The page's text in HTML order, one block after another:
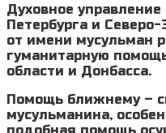
Духовное
Петербурга и
от имени мусульман
гуманитарную
области и Донбасса.
Помощь ближнему –
мусульманина,